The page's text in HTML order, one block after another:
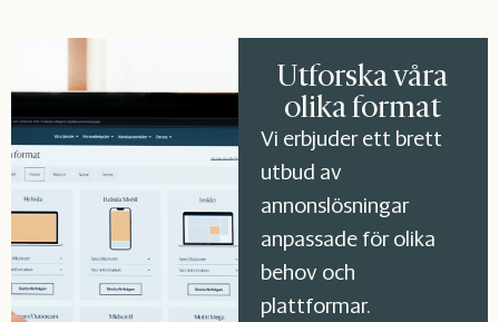
Utforska våra
olika format
Vi erbjuder ett brett
utbud av
annonslösningar
anpassade för olika
behov och
plattformar.